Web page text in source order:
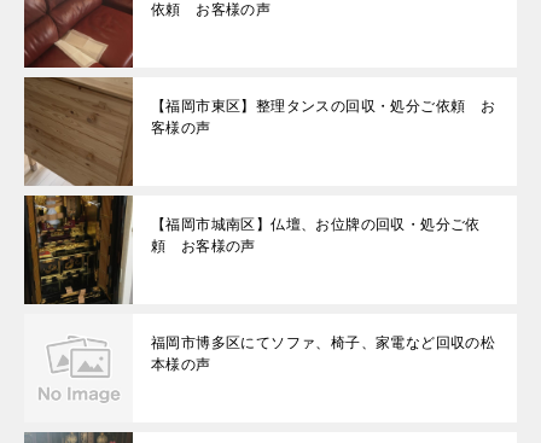
依頼 お客様の声
【福岡市東区】整理タンスの回収・処分ご依頼 お
客様の声
【福岡市城南区】仏壇、お位牌の回収・処分ご依
頼 お客様の声
福岡市博多区にてソファ、椅子、家電など回収の松
本様の声